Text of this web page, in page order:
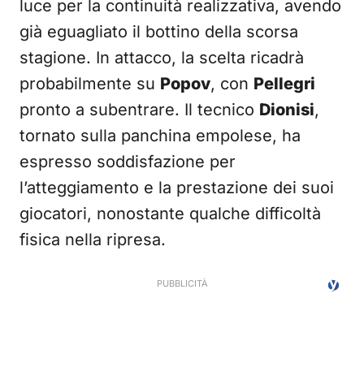
luce per la continuità realizzativa, avendo
già eguagliato il bottino della scorsa
stagione. In attacco, la scelta ricadrà
probabilmente su Popov, con Pellegri
pronto a subentrare. Il tecnico Dionisi,
tornato sulla panchina empolese, ha
espresso soddisfazione per
l’atteggiamento e la prestazione dei suoi
giocatori, nonostante qualche difficoltà
fisica nella ripresa.